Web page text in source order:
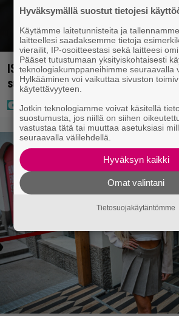
IS: Hjalliksen ja Jasminen häissä
supertähti
Hyväksymällä suostut tietojesi
Käytämme laitetunnisteita ja
laitteellesi saadaksemme tietoja
vierailit, IP-osoitteestasi sekä laitteesi
Pääset tutustumaan yksityiskohtaisesti
teknologiakumppaneihimme seuraavalla
Hylkääminen voi vaikuttaa sivuston
käytettävyyteen.
Jotkin teknologiamme voivat käsitellä
suostumusta, jos niillä on siihen
vastustaa tätä tai muuttaa asetuksiasi
seuraavalla välilehdellä.
Hyväksyn kaikki
Omat valintani
Tietosuojakäytäntömme